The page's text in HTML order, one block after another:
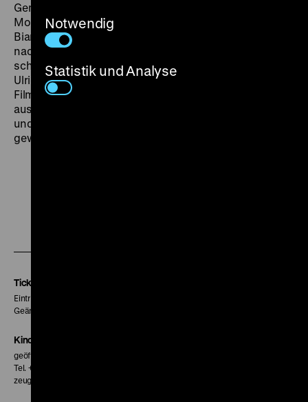
Gemeinschaftsarbeit präsentiert werden – bei einer
Modenschau während der Leipziger Messe. Modell
Bianka wurde ein Publikumserfolg und das Bedürfnis
nach eleganter Kleidung in der DDR zumindest mit
schönen Bildern auf der Leinwand befriedigt. Hans-
Ulrich Eylau schrieb 1951 nicht ohne Ironie: „Dieser
Film ist eine angenehme Begegnung mit gut
aussehenden, gut angezogenen jungen Menschen –
und die sind in unseren Filmen sonst ziemlich rar
geworden.“ (Berliner Zeitung, 17.6.1951) (mga)
Tickets
Eintritt 5 €
Geänderte Preise sind im Programm vermerkt.
Kinokasse
geöffnet 30 Minuten vor Beginn der ersten Vorstellung
Tel. + 49 30 20304-770
zeughauskino@dhm.de
Notwendig
Statistik und Analyse